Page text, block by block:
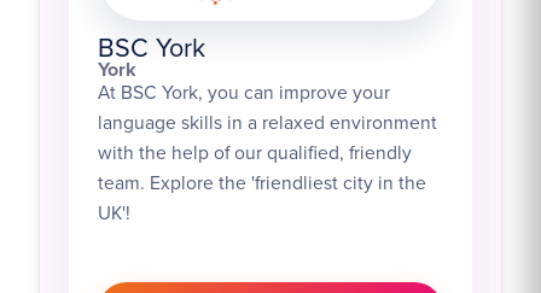
BSC York
York
At BSC York, you can improve your
language skills in a relaxed environment
with the help of our qualified, friendly
team. Explore the 'friendliest city in the
UK'!